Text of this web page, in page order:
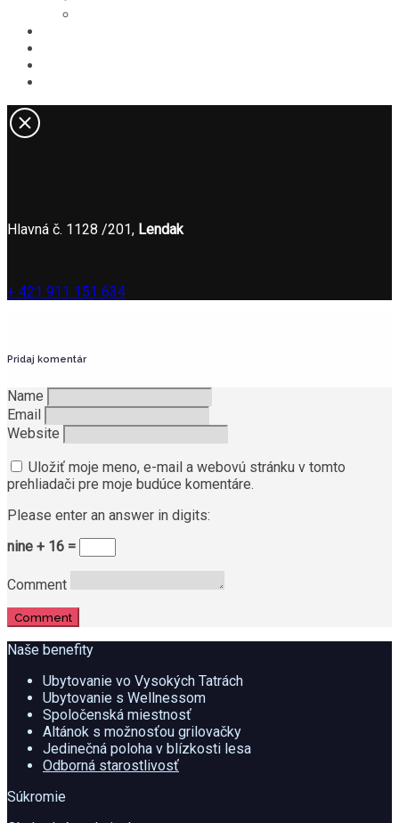
Hlavná č. 1128 /201, Lendak
+ 421 911 151 634
Pridaj komentár
Name
Email
Website
Uložiť moje meno, e-mail a webovú stránku v tomto
prehliadači pre moje budúce komentáre.
Please enter an answer in digits:
nine + 16 =
Comment
Comment
Naše benefity
Ubytovanie vo Vysokých Tatrách
Ubytovanie s Wellnessom
Spoločenská miestnosť
Altánok s možnosťou grilovačky
Jedinečná poloha v blízkosti lesa
Odborná starostlivosť
Súkromie